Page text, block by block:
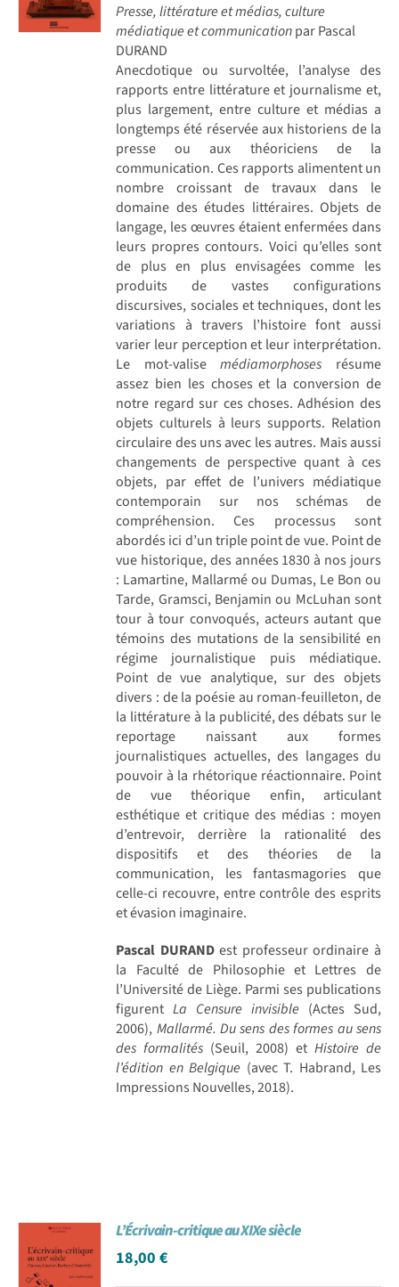
Presse, littérature et médias, culture
médiatique et communicationpar Pascal
DURAND
Anecdotique ou survoltée, l’analyse des
rapports entre littérature et journalisme et,
plus largement, entre culture et médias a
longtemps été réservée aux historiens de la
presse ou aux théoriciens de la
communication. Ces rapports alimentent un
nombre croissant de travaux dans le
domaine des études littéraires. Objets de
langage, les œuvres étaient enfermées dans
leurs propres contours. Voici qu’elles sont
de plus en plus envisagées comme les
produits de vastes configurations
discursives, sociales et techniques, dont les
variations à travers l’histoire font aussi
varier leur perception et leur interprétation.
Le mot-valisemédiamorphoses résume
assez bien les choses et la conversion de
notre regard sur ces choses. Adhésion des
objets culturels à leurs supports. Relation
circulaire des uns avec les autres. Mais aussi
changements de perspective quant à ces
objets, par effet de l’univers médiatique
contemporain sur nos schémas de
compréhension. Ces processus sont
abordés ici d’un triple point de vue. Point de
vue historique, des années 1830 à nos jours
: Lamartine, Mallarmé ou Dumas, Le Bon ou
Tarde, Gramsci, Benjamin ou McLuhan sont
tour à tour convoqués, acteurs autant que
témoins des mutations de la sensibilité en
régime journalistique puis médiatique.
Point de vue analytique, sur des objets
divers : de la poésie au roman-feuilleton, de
la littérature à la publicité, des débats sur le
reportage naissant aux formes
journalistiques actuelles, des langages du
pouvoir à la rhétorique réactionnaire. Point
de vue théorique enfin, articulant
esthétique et critique des médias : moyen
d’entrevoir, derrière la rationalité des
dispositifs et des théories de la
communication, les fantasmagories que
celle-ci recouvre, entre contrôle des esprits
et évasion imaginaire.
Pascal DURANDest professeur ordinaire à
la Faculté de Philosophie et Lettres de
l’Université de Liège. Parmi ses publications
figurent La Censure invisible (Actes Sud,
2006), Mallarmé. Du sens des formes au sens
des formalités (Seuil, 2008) etHistoire de
l’édition en Belgique (avec T. Habrand, Les
Impressions Nouvelles, 2018).
L’Écrivain-critique au XIXe siècle
18,00€